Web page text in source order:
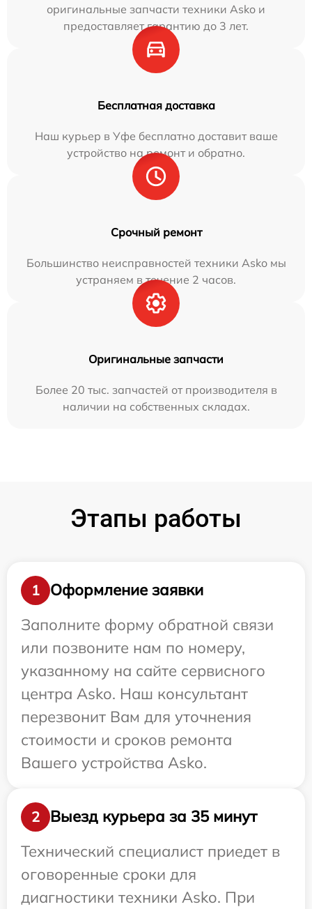
оригинальные запчасти техники Asko и
предоставляет гарантию до 3 лет.
Бесплатная доставка
Наш курьер в Уфе бесплатно доставит ваше
устройство на ремонт и обратно.
Срочный ремонт
Большинство неисправностей техники Asko мы
устраняем в течение 2 часов.
Оригинальные запчасти
Более 20 тыс. запчастей от производителя в
наличии на собственных складах.
Этапы работы
1
Оформление заявки
Заполните форму обратной связи
или позвоните нам по номеру,
указанному на сайте сервисного
центра Asko. Наш консультант
перезвонит Вам для уточнения
стоимости и сроков ремонта
Вашего устройства Asko.
2
Выезд курьера за 35 минут
Технический специалист приедет в
оговоренные сроки для
диагностики техники Asko. При